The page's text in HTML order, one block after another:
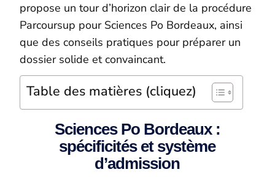
propose un tour d’horizon clair de la procédure
Parcoursup pour Sciences Po Bordeaux, ainsi
que des conseils pratiques pour préparer un
dossier solide et convaincant.
Table des matières (cliquez)
Sciences Po Bordeaux :
spécificités et système
d’admission